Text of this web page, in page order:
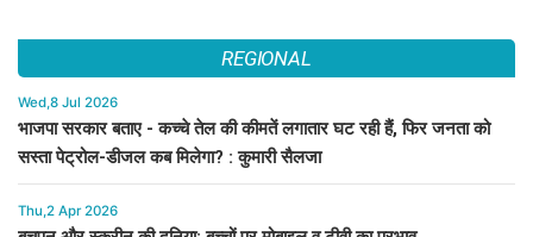
REGIONAL
Wed,8 Jul 2026
भाजपा सरकार बताए - कच्चे तेल की कीमतें लगातार घट रही हैं, फिर जनता को
सस्ता पेट्रोल-डीजल कब मिलेगा? : कुमारी सैलजा
Thu,2 Apr 2026